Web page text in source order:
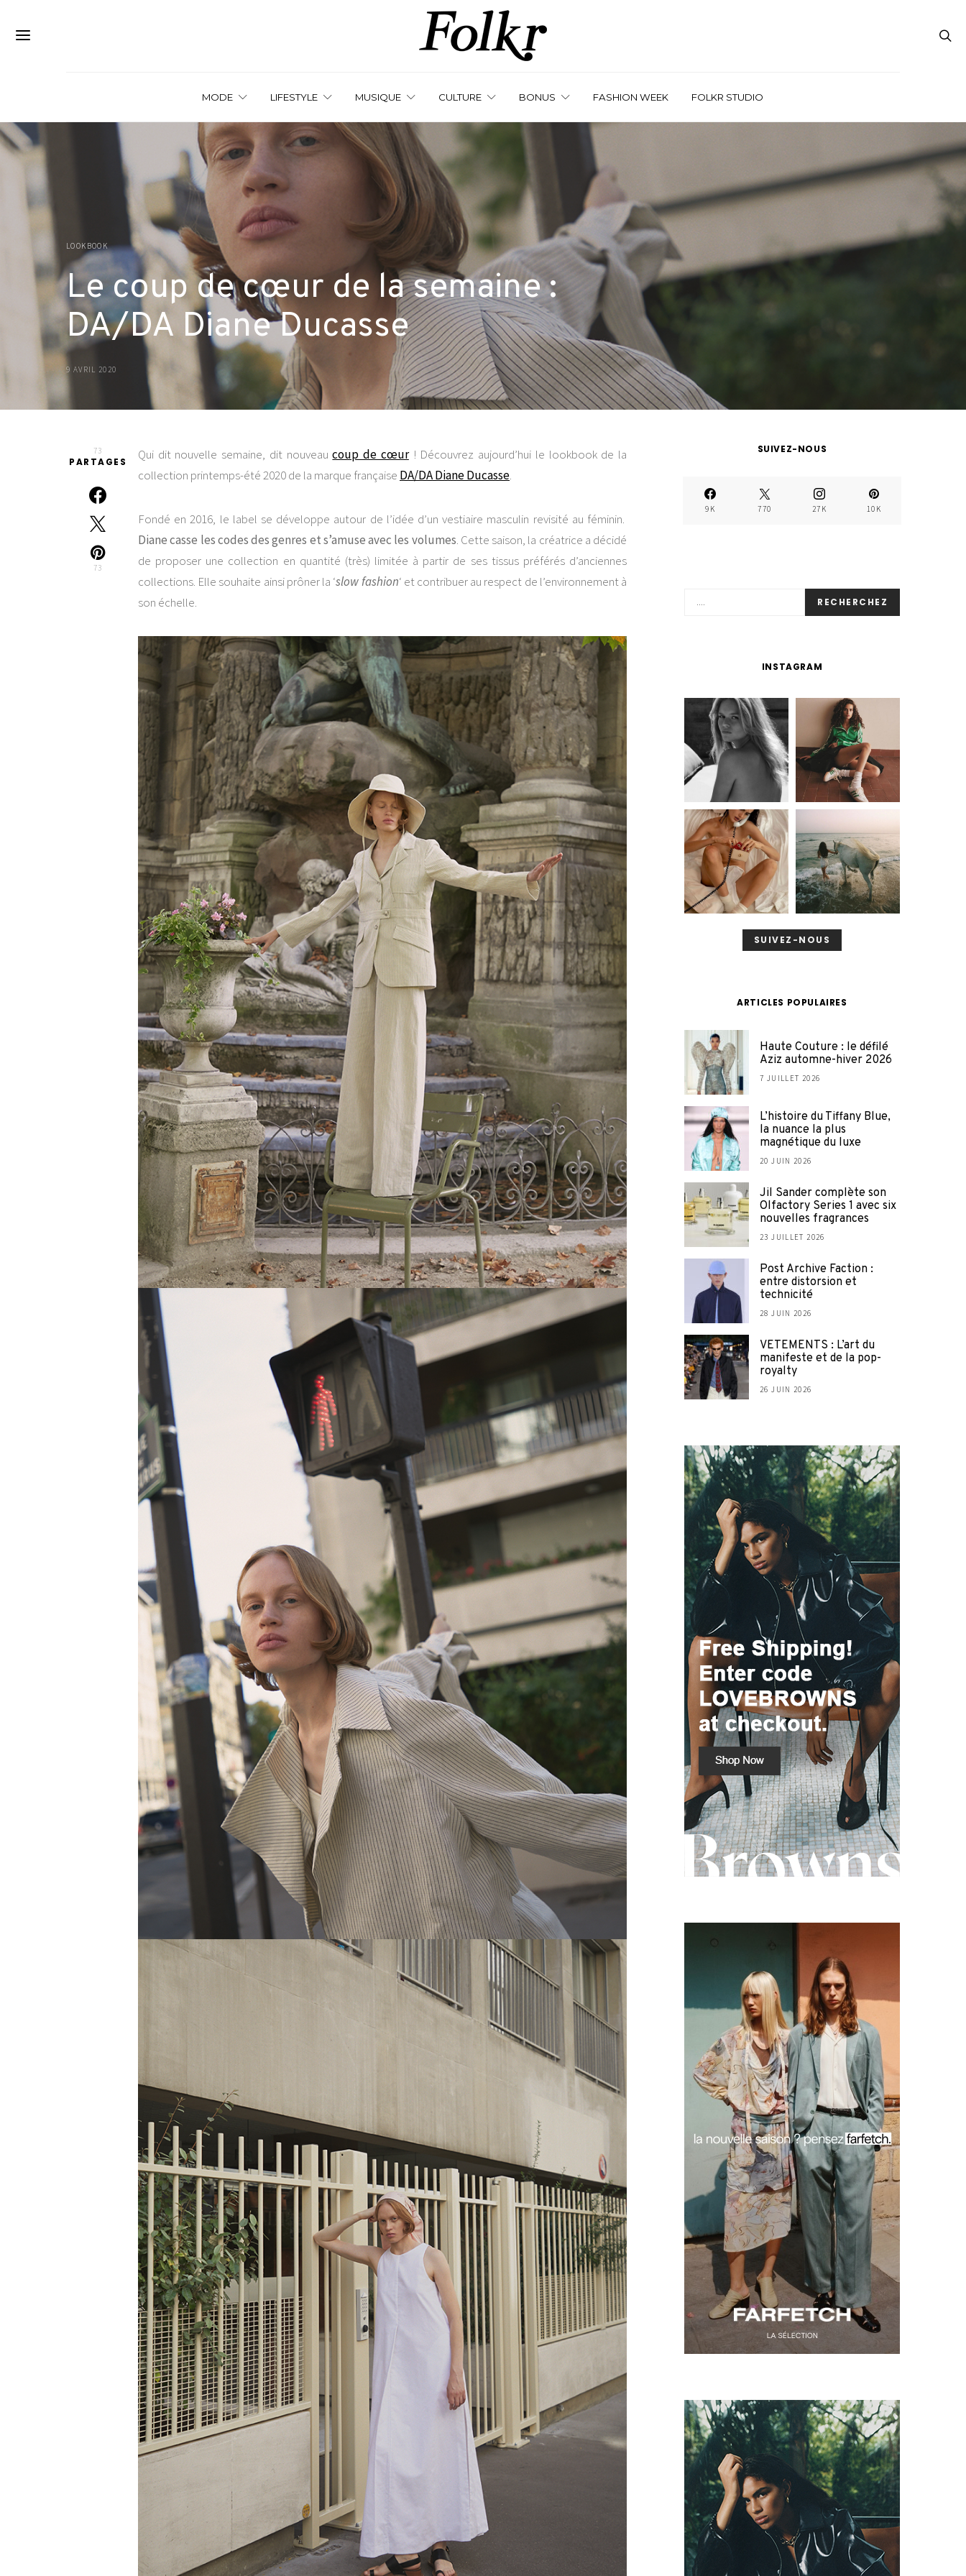
MODE LIFESTYLE MUSIQUE CULTURE BONUS FASHION WEEK FOLKR STUDIO
LOOKBOOK
Le coup de cœur de la semaine :
DA/DA Diane Ducasse
9 AVRIL 2020
73
PARTAGES
73
Qui dit nouvelle semaine, dit nouveaucoup de cœur ! Découvrez aujourd’hui le lookbook de la
collection printemps-été 2020 de la marque française DA/DA Diane Ducasse.
Fondé en 2016, le label se développe autour de l’idée d’un vestiaire masculin revisité au féminin.
Diane casse les codes des genres et s’amuse avec les volumes. Cette saison, la créatrice a décidé
de proposer une collection en quantité (très) limitée à partir de ses tissus préférés d’anciennes
collections. Elle souhaite ainsi prôner la ‘slow fashion‘ et contribuer au respect de l’environnement à
son échelle.
SUIVEZ-NOUS
9K 770 27K 10K
RECHERCHEZ
INSTAGRAM
SUIVEZ-NOUS
ARTICLES POPULAIRES
Haute Couture : le défilé
Aziz automne-hiver 2026
7 JUILLET 2026
L’histoire du Tiffany Blue,
la nuance la plus
magnétique du luxe
20 JUIN 2026
Jil Sander complète son
Olfactory Series 1 avec six
nouvelles fragrances
23 JUILLET 2026
Post Archive Faction :
entre distorsion et
technicité
28 JUIN 2026
VETEMENTS : L’art du
manifeste et de la pop-
royalty
26 JUIN 2026